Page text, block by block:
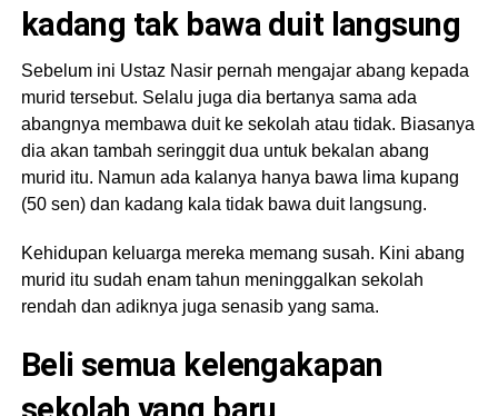
kadang tak bawa duit langsung
Sebelum ini Ustaz Nasir pernah mengajar abang kepada
murid tersebut. Selalu juga dia bertanya sama ada
abangnya membawa duit ke sekolah atau tidak. Biasanya
dia akan tambah seringgit dua untuk bekalan abang
murid itu. Namun ada kalanya hanya bawa lima kupang
(50 sen) dan kadang kala tidak bawa duit langsung.
Kehidupan keluarga mereka memang susah. Kini abang
murid itu sudah enam tahun meninggalkan sekolah
rendah dan adiknya juga senasib yang sama.
Beli semua kelengakapan